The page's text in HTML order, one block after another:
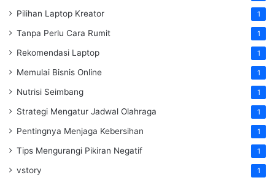
Pilihan Laptop Kreator 1
Tanpa Perlu Cara Rumit 1
Rekomendasi Laptop 1
Memulai Bisnis Online 1
Nutrisi Seimbang 1
Strategi Mengatur Jadwal Olahraga 1
Pentingnya Menjaga Kebersihan 1
Tips Mengurangi Pikiran Negatif 1
vstory 1